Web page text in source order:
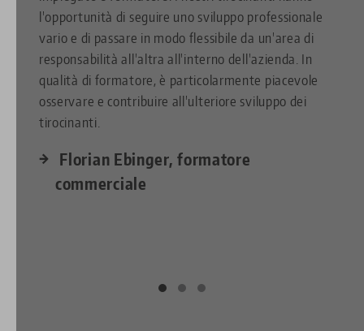
l'opportunità di seguire uno sviluppo professionale
vario e di passare in modo flessibile da un'area di
responsabilità all'altra all'interno dell'azienda. In
qualità di formatore, è particolarmente piacevole
osservare e contribuire all'ulteriore sviluppo dei
tirocinanti.
Florian Ebinger, formatore
commerciale